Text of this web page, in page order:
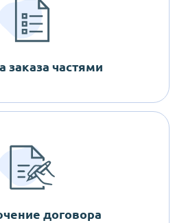
заказа частями
договора